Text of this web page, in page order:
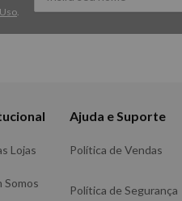
.
Lojas
Somos
Ajuda e Suporte
Política de Vendas
Política de Segurança